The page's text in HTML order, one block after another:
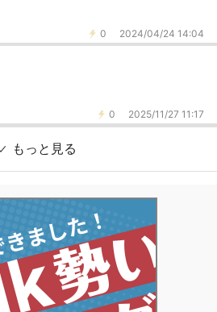
0 2024/04/24 14:04
0 2025/11/27 11:17
もっと見る